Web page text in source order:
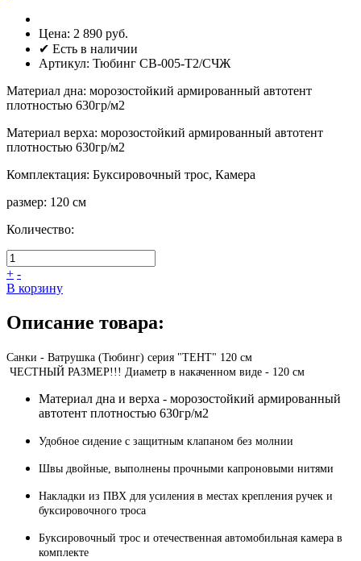
Цена: 2 890 руб.
✔ Есть в наличии
Артикул: Тюбинг СВ-005-Т2/СЧЖ
Материал дна: морозостойкий армированный автотент
плотностью 630гр/м2
Материал верха: морозостойкий армированный автотент
плотностью 630гр/м2
Комплектация: Буксировочный трос, Камера
размер: 120 см
Количество:
+ -
В корзину
Описание товара:
Санки - Ватрушка (Тюбинг) серия "ТЕНТ" 120 см
ЧЕСТНЫЙ РАЗМЕР!!! Диаметр в накаченном виде - 120 см
Материал дна и верха - морозостойкий армированный
автотент плотностью 630гр/м2
Удобное сидение с защитным клапаном без молнии
Швы двойные, выполнены прочными капроновыми нитями
Накладки из ПВХ для усиления в местах крепления ручек и
буксировочного троса
Буксировочный трос и отечественная автомобильная камера в
комплекте